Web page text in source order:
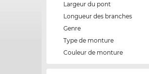
Largeur du pont
Longueur des branches
Genre
Type de monture
Couleur de monture